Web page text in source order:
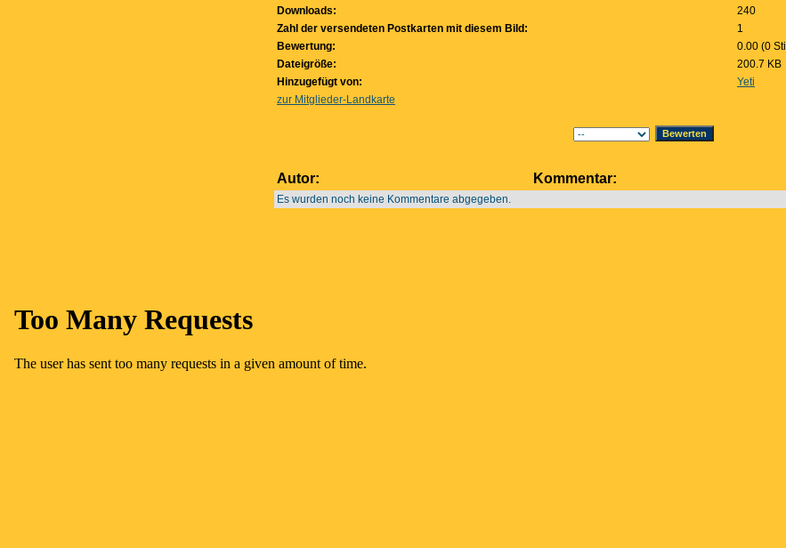
Downloads:
240
Zahl der versendeten Postkarten mit diesem Bild:
1
Bewertung:
0.00 (0
Dateigröße:
200.7 KB
Hinzugefügt von:
Yeti
zur Mitglieder-Landkarte
Autor: Kommentar:
Es wurden noch keine Kommentare abgegeben.